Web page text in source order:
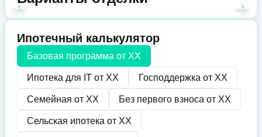
Ипотечный калькулятор
Базовая программа от XX
Ипотека для IT от XX Господдержка от XX
Семейная от XX Без первого взноса от XX
Сельская ипотека от XX